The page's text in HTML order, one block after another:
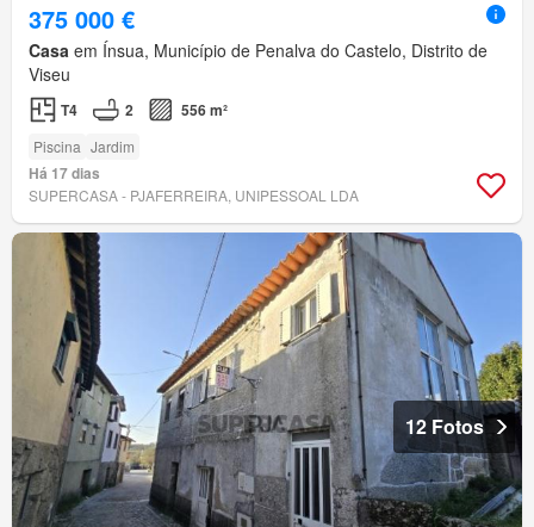
375 000 €
Casa em Ínsua, Município de Penalva do Castelo, Distrito de
Viseu
T4 2 556 m²
Piscina Jardim
Há 17 dias
SUPERCASA - PJAFERREIRA, UNIPESSOAL LDA
12 Fotos